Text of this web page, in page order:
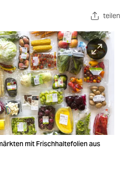
teilen
mit Frischhaltefolien aus